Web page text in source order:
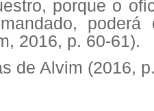
porque o
2016, p. 60-61).
de Alvim (2016,